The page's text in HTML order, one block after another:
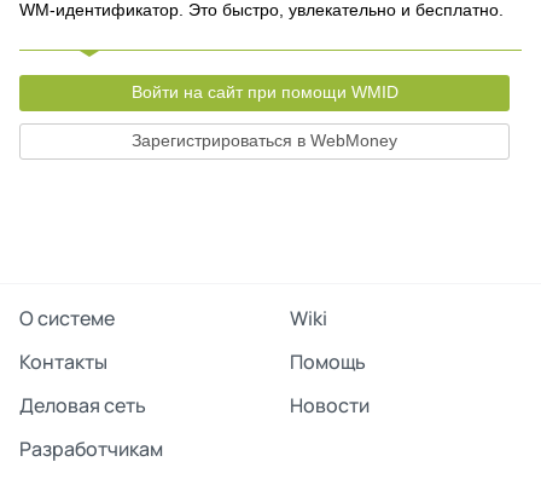
WM-идентификатор. Это быстро, увлекательно и бесплатно.
Войти на сайт при помощи WMID
Зарегистрироваться в WebMoney
О системе
Wiki
Контакты
Помощь
Деловая сеть
Новости
Разработчикам